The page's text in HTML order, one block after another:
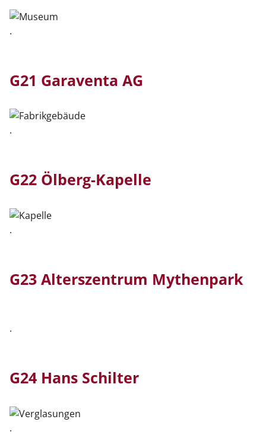
.
G21 Garaventa AG
.
G22 Ölberg-Kapelle
.
G23 Alterszentrum Mythenpark
.
G24 Hans Schilter
.